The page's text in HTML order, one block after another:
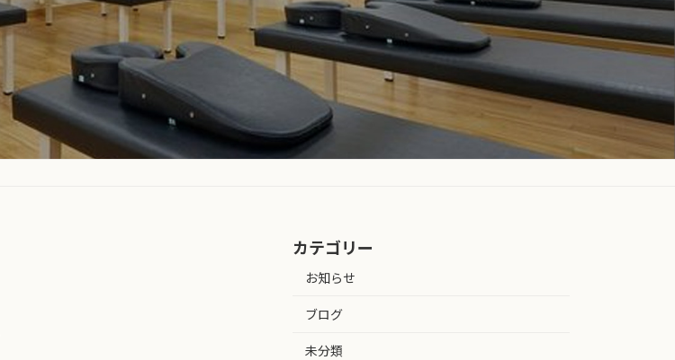
カテゴリー
お知らせ
ブログ
未分類